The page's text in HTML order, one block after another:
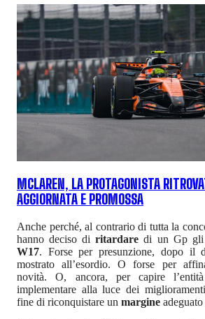
MCLAREN, LA PROTAGONISTA
AGGIORNATA E PROMOSSA
Anche perché, al contrario di tutta la
hanno deciso diritardaredi un Gp gli
W17. Forse per presunzione, dopo il
mostrato all’esordio. O forse per
novità. O, ancora, per capire
implementare alla luce dei
fine di riconquistare un margine